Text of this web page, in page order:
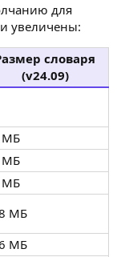
для
увеличены:
словаря
(v24.09)
МБ
МБ
МБ
МБ
МБ